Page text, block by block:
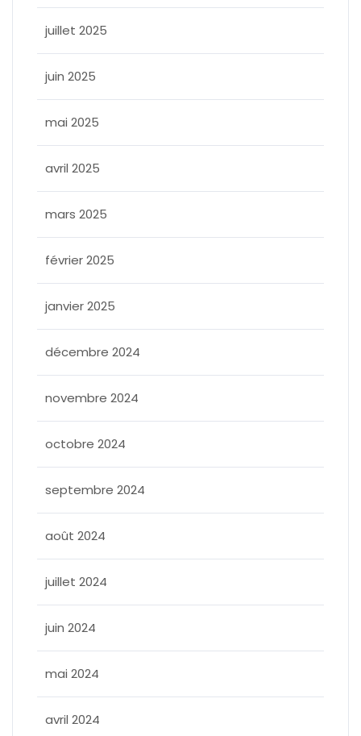
juillet 2025
juin 2025
mai 2025
avril 2025
mars 2025
février 2025
janvier 2025
décembre 2024
novembre 2024
octobre 2024
septembre 2024
août 2024
juillet 2024
juin 2024
mai 2024
avril 2024